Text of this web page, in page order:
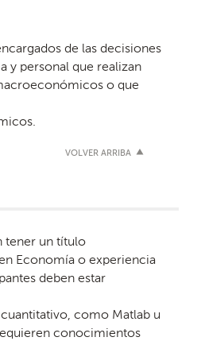
de las decisiones
y personal que realizan
o que
VOLVER ARRIBA
tener un título
Economía o experiencia
deben estar
como Matlab u
conocimientos